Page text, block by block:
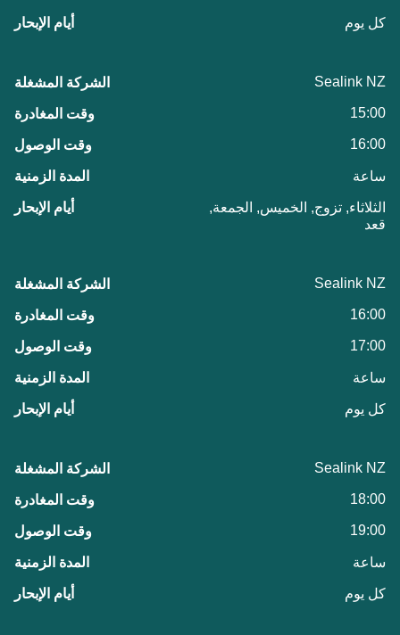
كل يوم
Sealink NZ
15:00
16:00
ساعة
الثلاثاء, تزوج, الخميس, الجمعة,
قعد
Sealink NZ
16:00
17:00
ساعة
كل يوم
Sealink NZ
18:00
19:00
ساعة
كل يوم